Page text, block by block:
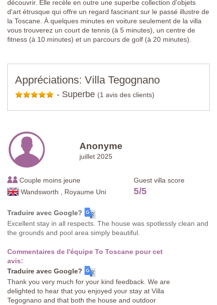
découvrir. Elle recèle en outre une superbe collection d’objets
d'art étrusque qui offre un regard fascinant sur le passé illustre de
la Toscane. À quelques minutes en voiture seulement de la villa
vous trouverez un court de tennis (à 5 minutes), un centre de
fitness (à 10 minutes) et un parcours de golf (à 20 minutes).
Appréciations: Villa Tegognano
- Superbe (1 avis des clients)
Anonyme
juillet 2025
Couple moins jeune
Wandsworth , Royaume Uni
Guest villa score
5/5
Traduire avec Google?
Excellent stay in all respects. The house was spotlessly clean and
the grounds and pool area simply beautiful.
Commentaires de l'équipe To Toscane pour cet
avis:
Traduire avec Google?
Thank you very much for your kind feedback. We are
delighted to hear that you enjoyed your stay at Villa
Tegognano and that both the house and outdoor